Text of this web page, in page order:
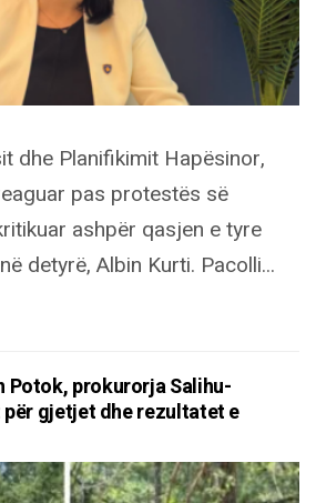
dhe Planifikimit Hapësinor,
pas protestës së
ashpër qasjen e tyre
detyrë, Albin Kurti. Pacolli...
Potok, prokurorja Salihu-
gjetjet dhe rezultatet e